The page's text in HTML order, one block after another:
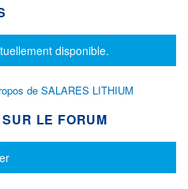
disponible.
de SALARES LITHIUM
LE FORUM